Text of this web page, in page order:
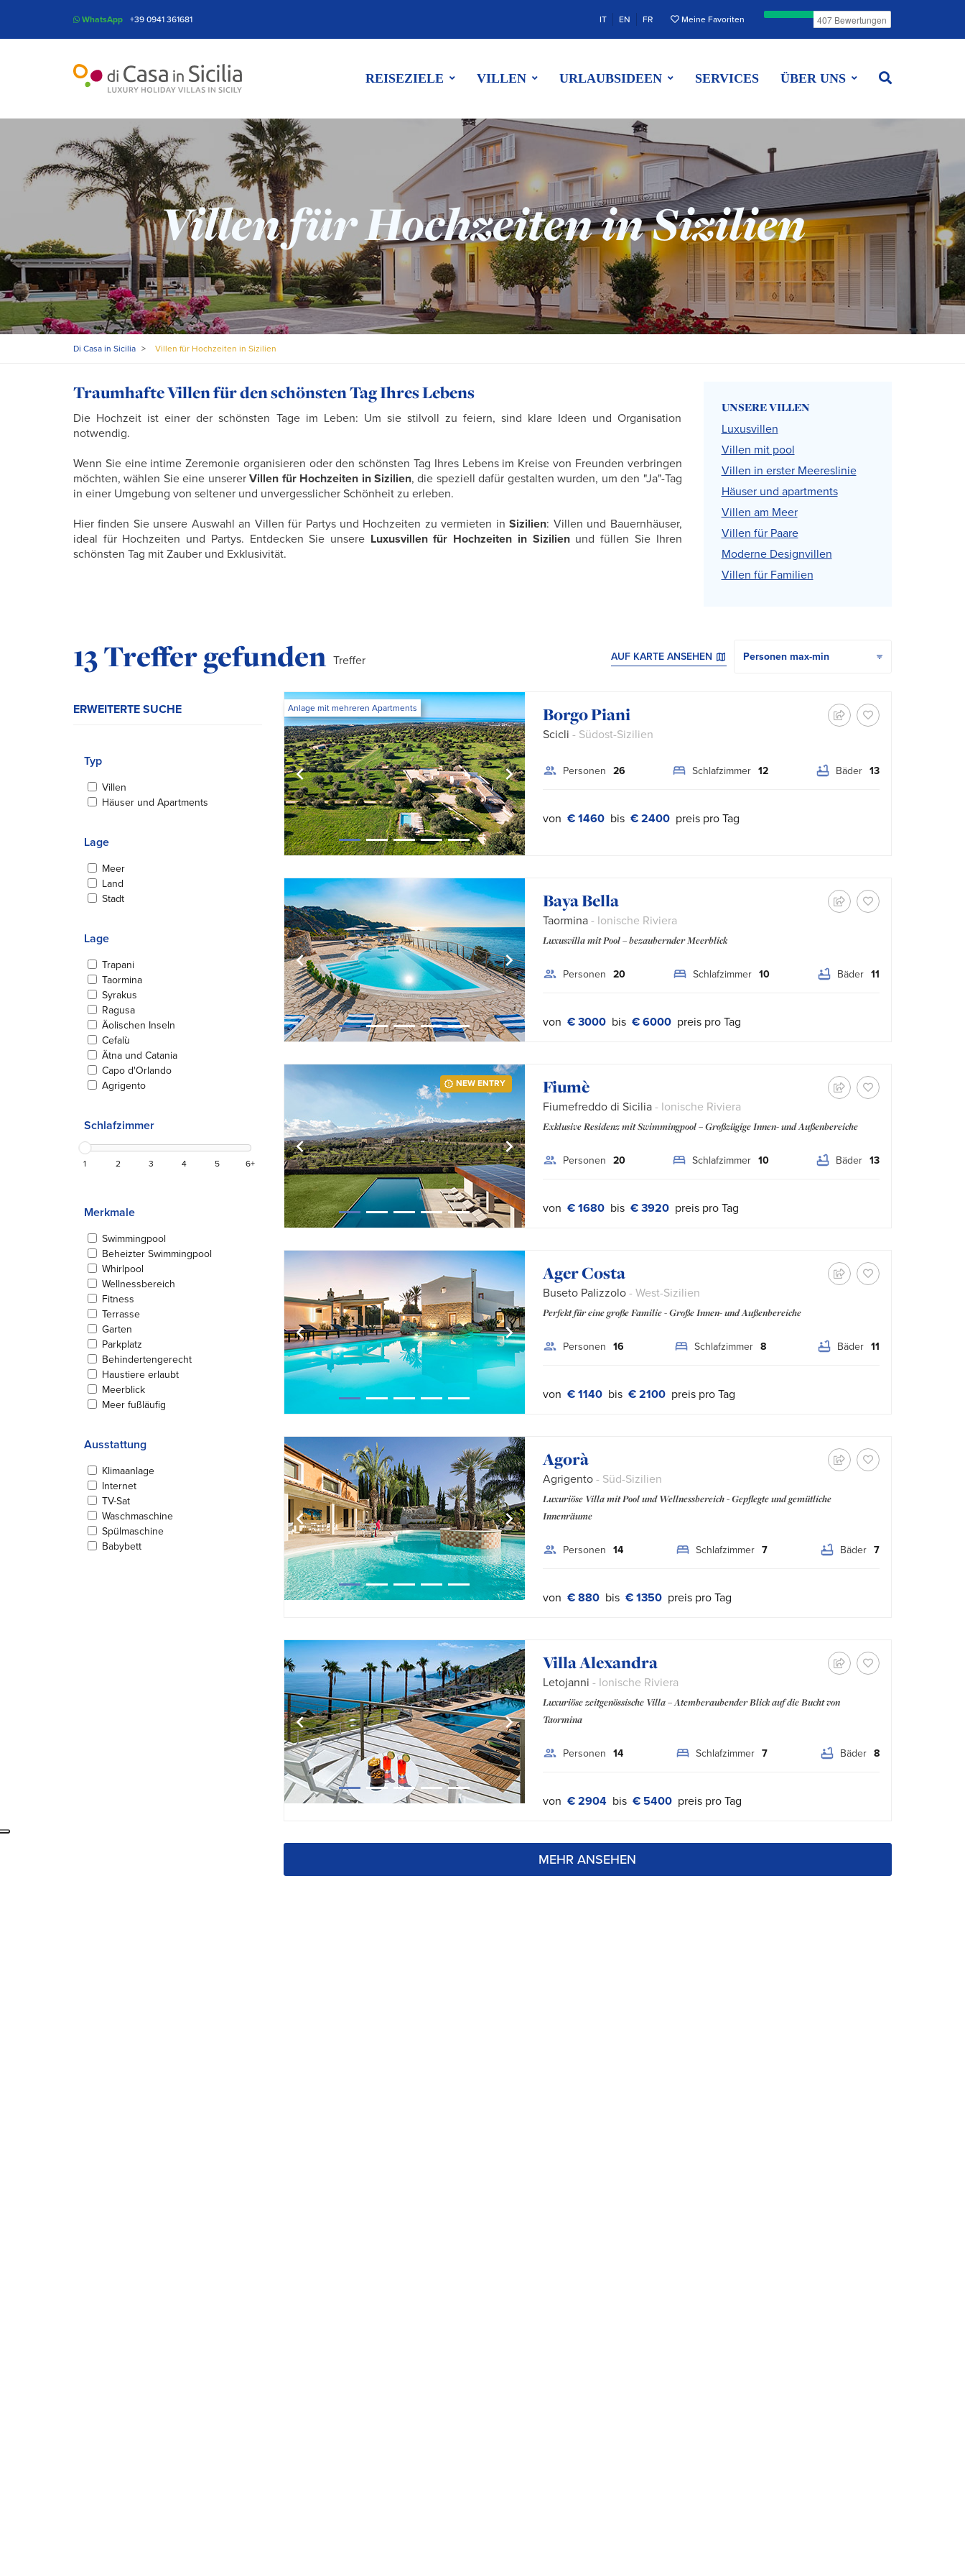
WhatsApp +39 0941 361681 IT EN FR Meine Favoriten
REISEZIELE VILLEN URLAUBSIDEEN SERVICES ÜBER UNS
Villen für Hochzeiten in Sizilien
Di Casa in Sicilia > Villen für Hochzeiten in Sizilien
Traumhafte Villen für den schönsten Tag Ihres Lebens
Die Hochzeit ist einer der schönsten Tage im Leben: Um sie stilvoll zu feiern, sind klare Ideen und Organisation
notwendig.
Wenn Sie eine intime Zeremonie organisieren oder den schönsten Tag Ihres Lebens im Kreise von Freunden verbringen
möchten, wählen Sie eine unsererVillen für Hochzeiten in Sizilien, die speziell dafür gestalten wurden, um den "Ja"-Tag
in einer Umgebung von seltener und unvergesslicher Schönheit zu erleben.
Hier finden Sie unsere Auswahl an Villen für Partys und Hochzeiten zu vermieten inSizilien: Villen und Bauernhäuser,
ideal für Hochzeiten und Partys. Entdecken Sie unsere Luxusvillen für Hochzeiten in Sizilienund füllen Sie Ihren
schönsten Tag mit Zauber und Exklusivität.
UNSERE VILLEN
Luxusvillen
Villen mit pool
Villen in erster Meereslinie
Häuser und apartments
Villen am Meer
Villen für Paare
Moderne Designvillen
Villen für Familien
Ihre Suchergebnisse:
13 Treffer gefunden Treffer AUF KARTE ANSEHEN
ERWEITERTE SUCHE
Typ
Villen
Häuser und Apartments
Lage
Meer
Land
Stadt
Lage
Trapani
Taormina
Syrakus
Ragusa
Äolischen Inseln
Cefalù
Ätna und Catania
Capo d'Orlando
Agrigento
Schlafzimmer
1 2 3 4 5 6+
Merkmale
Swimmingpool
Beheizter Swimmingpool
Whirlpool
Wellnessbereich
Fitness
Terrasse
Garten
Parkplatz
Behindertengerecht
Haustiere erlaubt
Meerblick
Meer fußläufig
Ausstattung
Klimaanlage
Internet
TV-Sat
Waschmaschine
Spülmaschine
Babybett
Anlage mit mehreren Apartments Borgo Piani
Scicli - Südost-Sizilien
Personen 26 Schlafzimmer 12 Bäder 13
von € 1460 bis € 2400 preis pro Tag
Baya Bella
Taormina- Ionische Riviera
Luxusvilla mit Pool – bezaubernder Meerblick
Personen 20 Schlafzimmer 10 Bäder 11
von € 3000 bis € 6000 preis pro Tag
NEW ENTRY Fiumè
Fiumefreddo di Sicilia- Ionische Riviera
Exklusive Residenz mit Swimmingpool – Großzügige Innen- und Außenbereiche
Personen 20 Schlafzimmer 10 Bäder 13
von € 1680 bis € 3920 preis pro Tag
Ager Costa
Buseto Palizzolo- West-Sizilien
Perfekt für eine große Familie - Große Innen- und Außenbereiche
Personen 16 Schlafzimmer 8 Bäder 11
von € 1140 bis € 2100 preis pro Tag
Agorà
Agrigento- Süd-Sizilien
Luxuriöse Villa mit Pool und Wellnessbereich - Gepflegte und gemütliche
Innenräume
Personen 14 Schlafzimmer 7 Bäder 7
von € 880 bis € 1350 preis pro Tag
Villa Alexandra
Letojanni - Ionische Riviera
Luxuriöse zeitgenössische Villa – Atemberaubender Blick auf die Bucht von
Taormina
Personen 14 Schlafzimmer 7 Bäder 8
von € 2904 bis € 5400 preis pro Tag
MEHR ANSEHEN